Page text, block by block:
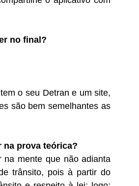
no final?
o seu Detran e um site,
são bem semelhantes as
na prova teórica?
na mente que não adianta
trânsito, pois à partir do